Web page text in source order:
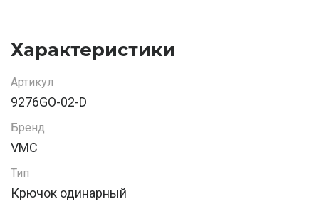
Характеристики
Артикул
9276GO-02-D
Бренд
VMC
Тип
Крючок одинарный